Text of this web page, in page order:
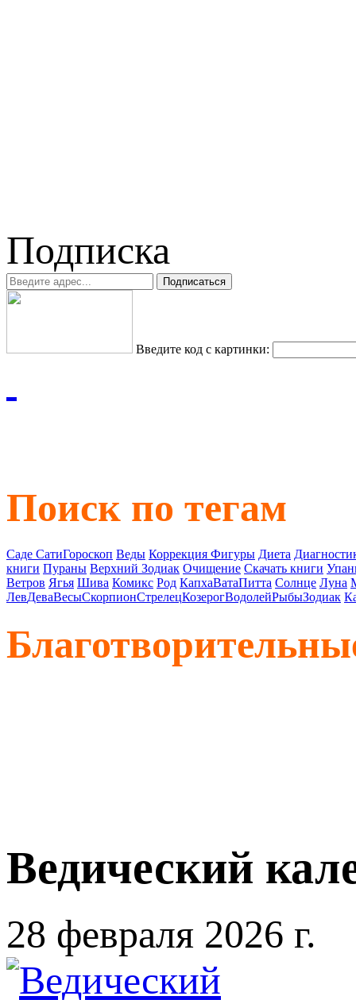
Подписка
Введите код с картинки:
Поиск по тегам
Саде СатиГороскоп Веды Коррекция Фигуры Диета
книги Пураны Верхний Зодиак Очищение Скачать книги
Ветров Ягья Шива Комикс Род КапхаВатаПитта Солнце Луна
ЛевДеваВесыСкорпионСтрелецКозерогВодолейРыбыЗодиак
Ведический
28 февраля 2026 г.